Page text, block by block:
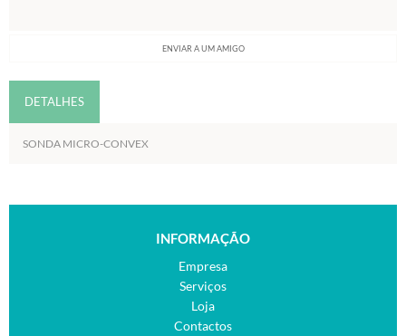
ENVIAR A UM AMIGO
DETALHES
SONDA MICRO-CONVEX
INFORMAÇÃO
Empresa
Serviços
Loja
Contactos